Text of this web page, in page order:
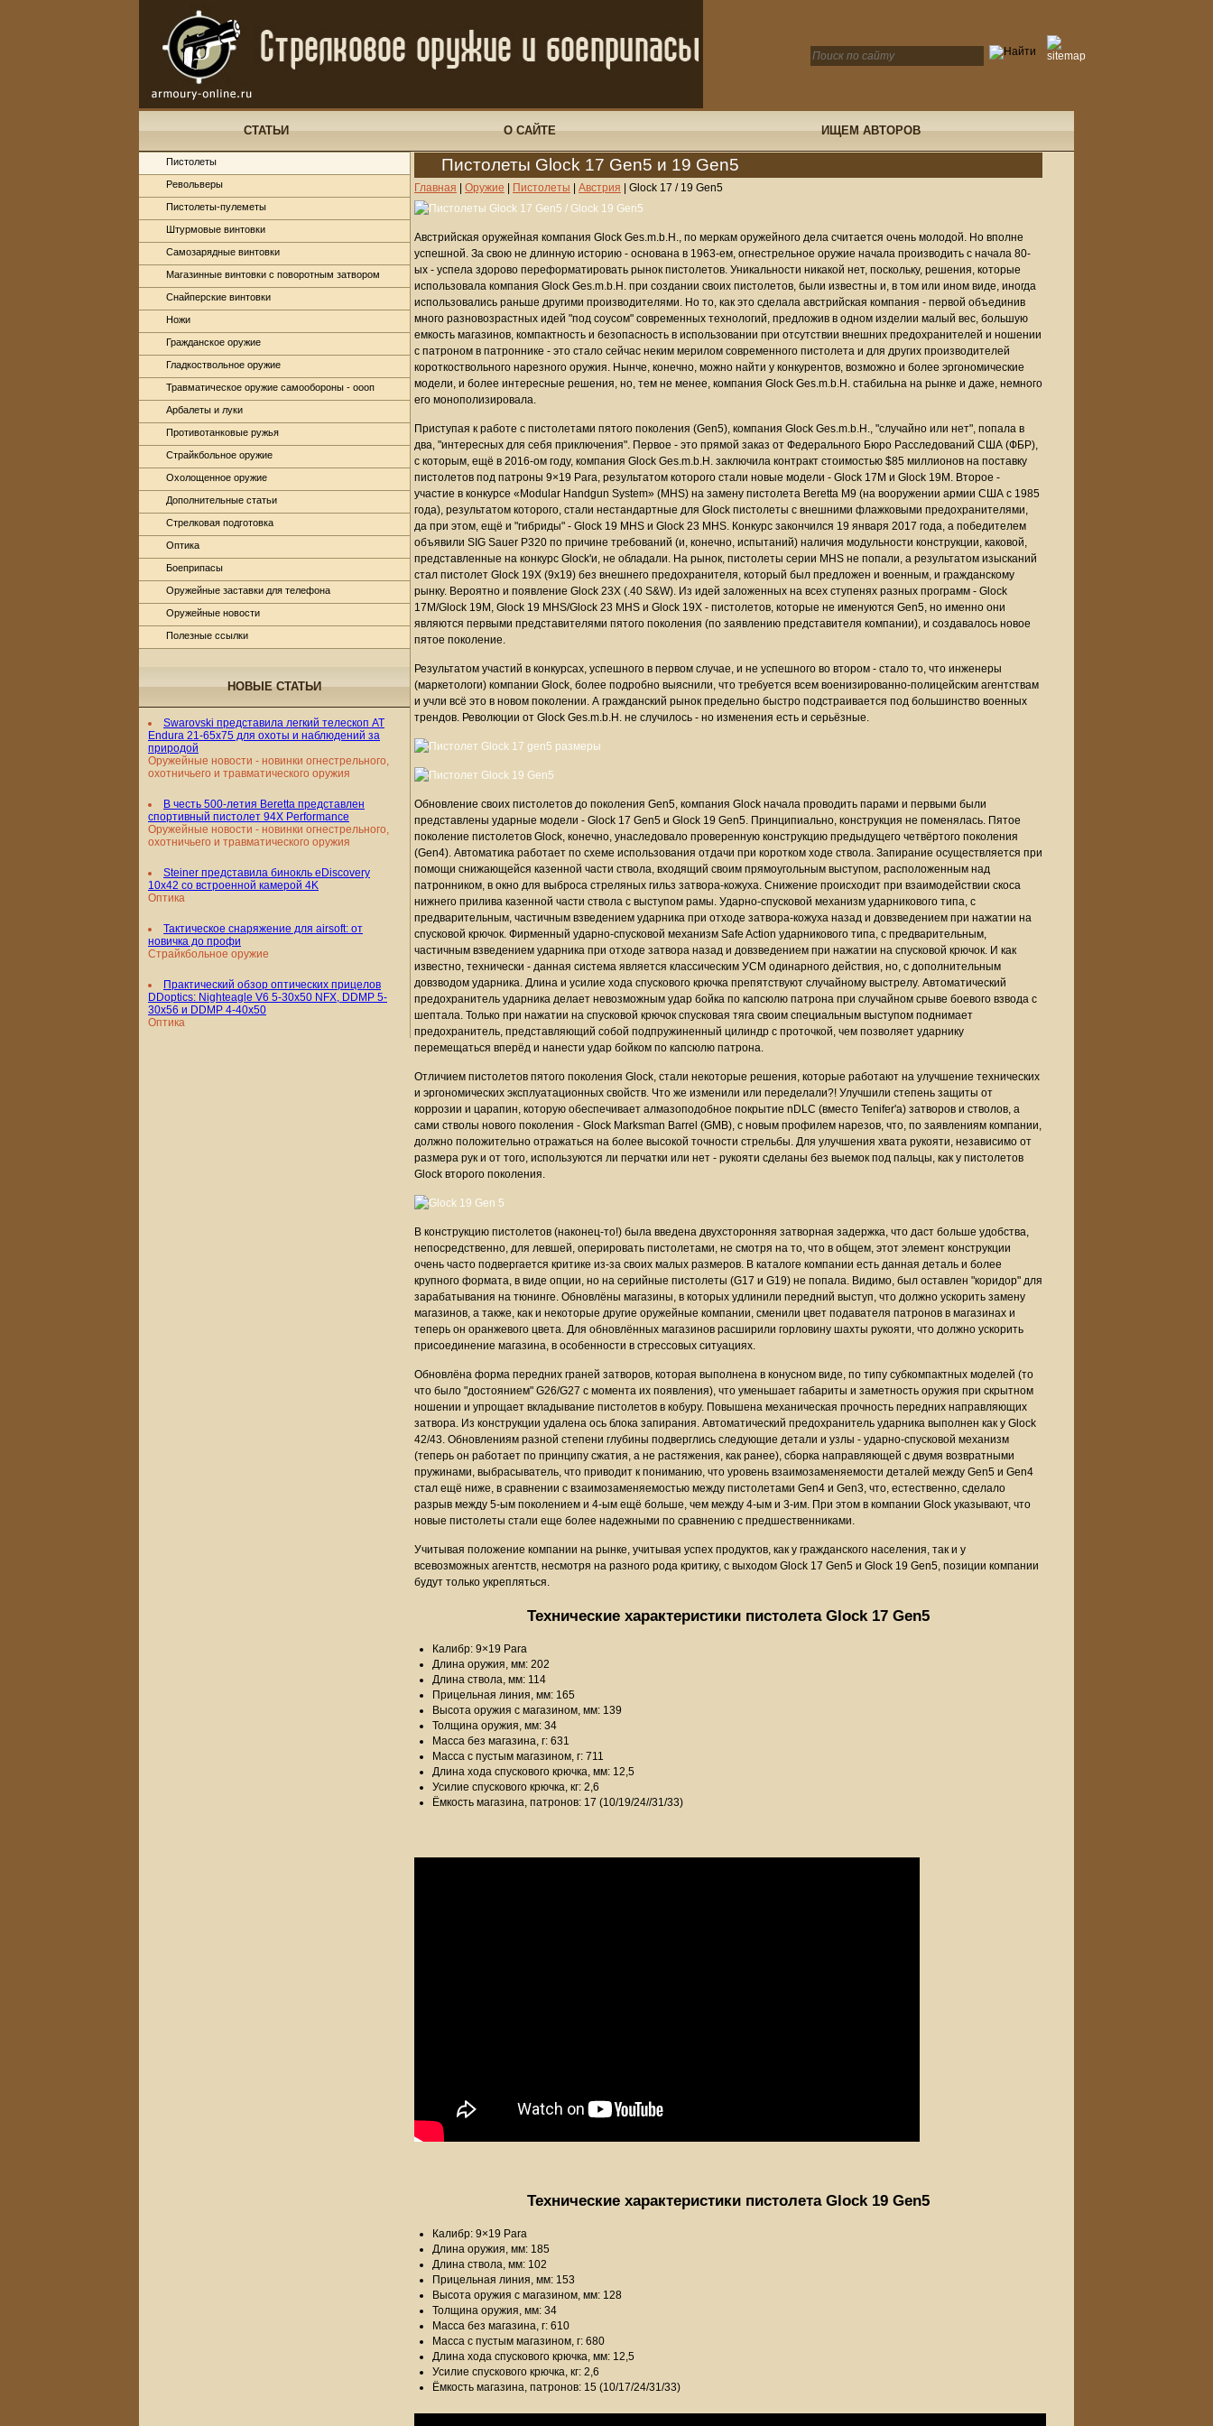
СТАТЬИ О САЙТЕ ИЩЕМ АВТОРОВ
Пистолеты Glock 17 Gen5 и 19 Gen5
Главная Оружие Пистолеты Австрия Glock 17 / 19 Gen5
Австрийская оружейная компания Glock Ges.m.b.H., по меркам оружейного дела считается очень молодой. Но вполне
успешной. За свою не длинную историю - основана в 1963-ем, огнестрельное оружие начала производить с начала 80-
ых - успела здорово переформатировать рынок пистолетов. Уникальности никакой нет, поскольку, решения, которые
использовала компания Glock Ges.m.b.H. при создании своих пистолетов, были известны и, в том или ином виде, иногда
использовались раньше другими производителями. Но то, как это сделала австрийская компания - первой объединив
много разновозрастных идей "под соусом" современных технологий, предложив в одном изделии малый вес, большую
емкость магазинов, компактность и безопасность в использовании при отсутствии внешних предохранителей и ношении
с патроном в патроннике - это стало сейчас неким мерилом современного пистолета и для других производителей
короткоствольного нарезного оружия. Нынче, конечно, можно найти у конкурентов, возможно и более эргономические
модели, и более интересные решения, но, тем не менее, компания Glock Ges.m.b.H. стабильна на рынке и даже, немного
его монополизировала.
Приступая к работе с пистолетами пятого поколения (Gen5), компания Glock Ges.m.b.H., "случайно или нет", попала в
два, "интересных для себя приключения". Первое - это прямой заказ от Федерального Бюро Расследований США (ФБР),
с которым, ещё в 2016-ом году, компания Glock Ges.m.b.H. заключила контракт стоимостью $85 миллионов на поставку
пистолетов под патроны 9×19 Para, результатом которого стали новые модели - Glock 17M и Glock 19M. Второе -
участие в конкурсе «Modular Handgun System» (MHS) на замену пистолета Beretta M9 (на вооружении армии США с 1985
года), результатом которого, стали нестандартные для Glock пистолеты с внешними флажковыми предохранителями,
да при этом, ещё и "гибриды" - Glock 19 MHS и Glock 23 MHS. Конкурс закончился 19 января 2017 года, а победителем
объявили SIG Sauer P320 по причине требований (и, конечно, испытаний) наличия модульности конструкции, каковой,
представленные на конкурс Glock'и, не обладали. На рынок, пистолеты серии MHS не попали, а результатом изысканий
стал пистолет Glock 19X (9x19) без внешнего предохранителя, который был предложен и военным, и гражданскому
рынку. Вероятно и появление Glock 23X (.40 S&W). Из идей заложенных на всех ступенях разных программ - Glock
17M/Glock 19M, Glock 19 MHS/Glock 23 MHS и Glock 19X - пистолетов, которые не именуются Gen5, но именно они
являются первыми представителями пятого поколения (по заявлению представителя компании), и создавалось новое
пятое поколение.
Результатом участий в конкурсах, успешного в первом случае, и не успешного во втором - стало то, что инженеры
(маркетологи) компании Glock, более подробно выяснили, что требуется всем военизированно-полицейским агентствам
и учли всё это в новом поколении. А гражданский рынок предельно быстро подстраивается под большинство военных
трендов. Революции от Glock Ges.m.b.H. не случилось - но изменения есть и серьёзные.
Обновление своих пистолетов до поколения Gen5, компания Gloсk начала проводить парами и первыми были
представлены ударные модели - Glock 17 Gen5 и Glock 19 Gen5. Принципиально, конструкция не поменялась. Пятое
поколение пистолетов Glock, конечно, унаследовало проверенную конструкцию предыдущего четвёртого поколения
(Gen4). Автоматика работает по схеме использования отдачи при коротком ходе ствола. Запирание осуществляется при
помощи снижающейся казенной части ствола, входящий своим прямоугольным выступом, расположенным над
патронником, в окно для выброса стреляных гильз затвора-кожуха. Снижение происходит при взаимодействии скоса
нижнего прилива казенной части ствола с выступом рамы. Ударно-спусковой механизм ударникового типа, с
предварительным, частичным взведением ударника при отходе затвора-кожуха назад и довзведением при нажатии на
спусковой крючок. Фирменный ударно-спусковой механизм Safe Action ударникового типа, с предварительным,
частичным взведением ударника при отходе затвора назад и довзведением при нажатии на спусковой крючок. И как
известно, технически - данная система является классическим УСМ одинарного действия, но, с дополнительным
довзводом ударника. Длина и усилие хода спускового крючка препятствуют случайному выстрелу. Автоматический
предохранитель ударника делает невозможным удар бойка по капсюлю патрона при случайном срыве боевого взвода с
шептала. Только при нажатии на спусковой крючок спусковая тяга своим специальным выступом поднимает
предохранитель, представляющий собой подпружиненный цилиндр с проточкой, чем позволяет ударнику
перемещаться вперёд и нанести удар бойком по капсюлю патрона.
Отличием пистолетов пятого поколения Glock, стали некоторые решения, которые работают на улучшение технических
и эргономических эксплуатационных свойств. Что же изменили или переделали?! Улучшили степень защиты от
коррозии и царапин, которую обеспечивает алмазоподобное покрытие nDLC (вместо Tenifer'а) затворов и стволов, а
сами стволы нового поколения - Glock Marksman Barrel (GMB), с новым профилем нарезов, что, по заявлениям компании,
должно положительно отражаться на более высокой точности стрельбы. Для улучшения хвата рукояти, независимо от
размера рук и от того, используются ли перчатки или нет - рукояти сделаны без выемок под пальцы, как у пистолетов
Glock второго поколения.
В конструкцию пистолетов (наконец-то!) была введена двухсторонняя затворная задержка, что даст больше удобства,
непосредственно, для левшей, оперировать пистолетами, не смотря на то, что в общем, этот элемент конструкции
очень часто подвергается критике из-за своих малых размеров. В каталоге компании есть данная деталь и более
крупного формата, в виде опции, но на серийные пистолеты (G17 и G19) не попала. Видимо, был оставлен "коридор" для
зарабатывания на тюнинге. Обновлёны магазины, в которых удлинили передний выступ, что должно ускорить замену
магазинов, а также, как и некоторые другие оружейные компании, сменили цвет подавателя патронов в магазинах и
теперь он оранжевого цвета. Для обновлённых магазинов расширили горловину шахты рукояти, что должно ускорить
присоединение магазина, в особенности в стрессовых ситуациях.
Обновлёна форма передних граней затворов, которая выполнена в конусном виде, по типу субкомпактных моделей (то
что было "достоянием" G26/G27 с момента их появления), что уменьшает габариты и заметность оружия при скрытном
ношении и упрощает вкладывание пистолетов в кобуру. Повышена механическая прочность передних направляющих
затвора. Из конструкции удалена ось блока запирания. Автоматический предохранитель ударника выполнен как у Glock
42/43. Обновлениям разной степени глубины подверглись следующие детали и узлы - ударно-спусковой механизм
(теперь он работает по принципу сжатия, а не растяжения, как ранее), сборка направляющей с двумя возвратными
пружинами, выбрасыватель, что приводит к пониманию, что уровень взаимозаменяемости деталей между Gen5 и Gen4
стал ещё ниже, в сравнении с взаимозаменяемостью между пистолетами Gen4 и Gen3, что, естественно, сделало
разрыв между 5-ым поколением и 4-ым ещё больше, чем между 4-ым и 3-им. При этом в компании Glock указывают, что
новые пистолеты стали еще более надежными по сравнению с предшественниками.
Учитывая положение компании на рынке, учитывая успех продуктов, как у гражданского населения, так и у
всевозможных агентств, несмотря на разного рода критику, с выходом Glock 17 Gen5 и Glock 19 Gen5, позиции компании
будут только укрепляться.
Технические характеристики пистолета Glock 17 Gen5
Калибр: 9×19 Para
Длина оружия, мм: 202
Длина ствола, мм: 114
Прицельная линия, мм: 165
Высота оружия с магазином, мм: 139
Толщина оружия, мм: 34
Масса без магазина, г: 631
Масса с пустым магазином, г: 711
Длина хода спускового крючка, мм: 12,5
Усилие спускового крючка, кг: 2,6
Ёмкость магазина, патронов: 17 (10/19/24//31/33)
Технические характеристики пистолета Glock 19 Gen5
Калибр: 9×19 Para
Длина оружия, мм: 185
Длина ствола, мм: 102
Прицельная линия, мм: 153
Высота оружия с магазином, мм: 128
Толщина оружия, мм: 34
Масса без магазина, г: 610
Масса с пустым магазином, г: 680
Длина хода спускового крючка, мм: 12,5
Усилие спускового крючка, кг: 2,6
Ёмкость магазина, патронов: 15 (10/17/24/31/33)
Пистолеты
Револьверы
Пистолеты-пулеметы
Штурмовые винтовки
Самозарядные винтовки
Магазинные винтовки с поворотным затвором
Снайперские винтовки
Ножи
Гражданское оружие
Гладкоствольное оружие
Травматическое оружие самообороны - оооп
Арбалеты и луки
Противотанковые ружья
Страйкбольное оружие
Охолощенное оружие
Дополнительные статьи
Стрелковая подготовка
Оптика
Боеприпасы
Оружейные заставки для телефона
Оружейные новости
Полезные ссылки
НОВЫЕ СТАТЬИ
Swarovski представила легкий телескоп AT
Endura 21-65x75 для охоты и наблюдений за
природой
Оружейные новости - новинки огнестрельного,
охотничьего и травматического оружия
В честь 500-летия Beretta представлен
спортивный пистолет 94X Performance
Оружейные новости - новинки огнестрельного,
охотничьего и травматического оружия
Steiner представила бинокль eDiscovery
10x42 со встроенной камерой 4K
Оптика
Тактическое снаряжение для airsoft: от
новичка до профи
Страйкбольное оружие
Практический обзор оптических прицелов
DDoptics: Nighteagle V6 5-30x50 NFX, DDMP 5-
30x56 и DDMP 4-40x50
Оптика